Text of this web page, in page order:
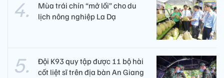
Mùa trái chín “mở lối” cho du
lịch nông nghiệp La Dạ
Đội K93 quy tập được 11 bộ hài
cốt liệt sĩ trên địa bàn An Giang